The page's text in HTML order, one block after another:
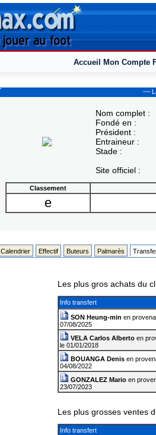
Accueil Mon Compte
~~
Nom complet :
Fondé en :
Président :
Entraineur :
Stade :
Site officiel :
Classement
e
Calendrier Effectif Buteurs Palmarès
Les plus gros achats du
Info transfert
SON Heung-min en
07/08/2025
VELA Carlos Albertoen
le 01/01/2018
BOUANGA Denisen
04/08/2022
GONZALEZ Marioen
23/07/2023
Les plus grosses ventes
Info transfert